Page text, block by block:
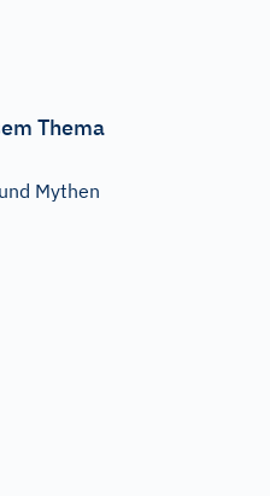
Thema
Mythen